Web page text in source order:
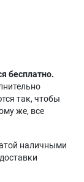
бесплатно.
так, чтобы
же, все
наличными